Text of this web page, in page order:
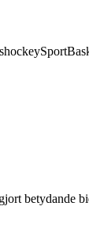
Sport